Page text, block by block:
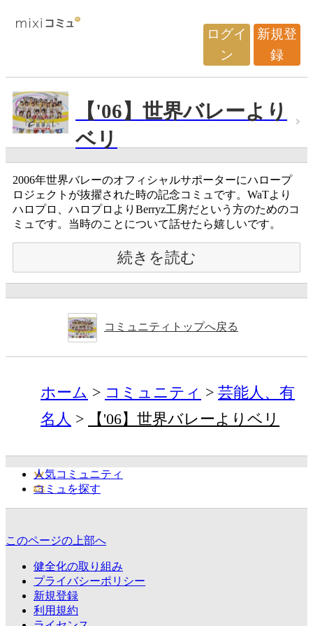
ログイ
ン
新規登
録
【'06】世界バレーより
ベリ
2006年世界バレーのオフィシャルサポーターにハロープ
ロジェクトが抜擢された時の記念コミュです。WaTより
ハロプロ、ハロプロよりBerryz工房だという方のためのコ
ミュです。当時のことについて話せたら嬉しいです。
続きを読む
コミュニティトップへ戻る
ホーム コミュニティ
芸能人、有
名人
【'06】世界バレーよりベリ
人気コミュニティ
コミュを探す
このページの上部へ
健全化の取り組み
プライバシーポリシー
新規登録
利用規約